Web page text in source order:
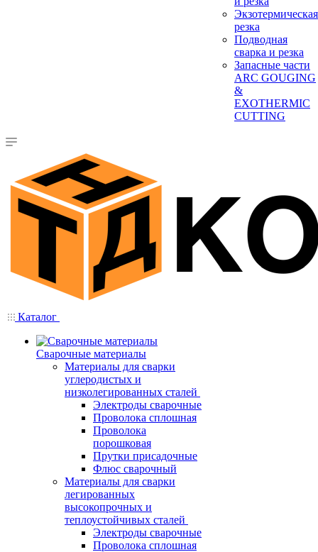
Экзотермическая
резка
Подводная
сварка и резка
Запасные части
ARC GOUGING
&
EXOTHERMIC
CUTTING
Каталог
Сварочные материалы
Материалы для сварки
углеродистых и
низколегированных сталей
Электроды сварочные
Проволока сплошная
Проволока
порошковая
Прутки присадочные
Флюс сварочный
Материалы для сварки
легированных
высокопрочных и
теплоустойчивых сталей
Электроды сварочные
Проволока сплошная